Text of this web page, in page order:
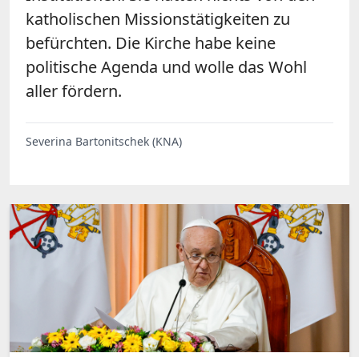
katholischen Missionstätigkeiten zu
befürchten. Die Kirche habe keine
politische Agenda und wolle das Wohl
aller fördern.
Severina Bartonitschek (KNA)